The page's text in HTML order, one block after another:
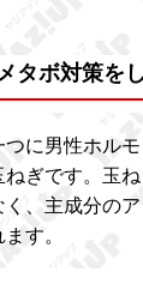
タボ対策を
に男性ホル
ぎです。玉
、主成分の
す。